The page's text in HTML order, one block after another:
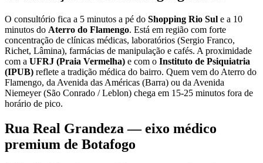
O consultório fica a 5 minutos a pé do Shopping Rio Sul e a 10
minutos do Aterro do Flamengo. Está em região com forte
concentração de clínicas médicas, laboratórios (Sergio Franco,
Richet, Lâmina), farmácias de manipulação e cafés. A proximidade
com a UFRJ (Praia Vermelha) e com o Instituto de Psiquiatria
(IPUB) reflete a tradição médica do bairro. Quem vem do Aterro do
Flamengo, da Avenida das Américas (Barra) ou da Avenida
Niemeyer (São Conrado / Leblon) chega em 15-25 minutos fora de
horário de pico.
Rua Real Grandeza — eixo médico
premium de Botafogo